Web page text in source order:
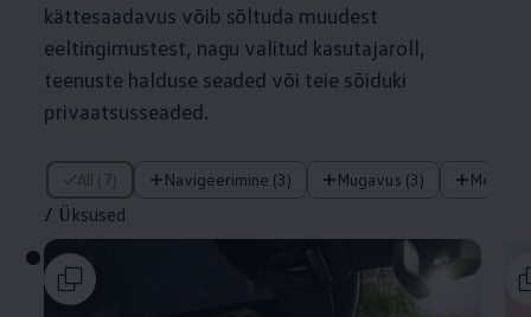
kättesaadavus võib sõltuda muudest
eeltingimustest, nagu valitud kasutajaroll,
teenuste halduse seaded või teie sõiduki
privaatsusseaded.
All (7) Navigeerimine (3) Mugavus (3)
/ Üksused
/ Üksused